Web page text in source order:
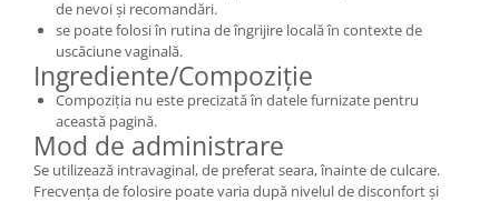
de nevoi și recomandări.
se poate folosi în rutina de îngrijire locală în contexte de
uscăciune vaginală.
Ingrediente/Compoziție
Compoziția nu este precizată în datele furnizate pentru
această pagină.
Mod de administrare
Se utilizează intravaginal, de preferat seara, înainte de culcare.
Frecvența de folosire poate varia după nivelul de disconfort și